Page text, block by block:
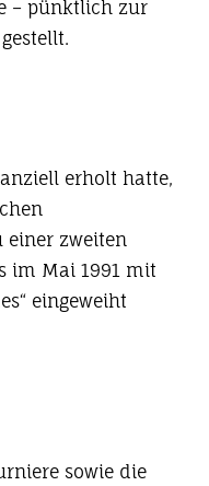
– pünktlich zur
erholt hatte,
einer zweiten
im Mai 1991 mit
eingeweiht
sowie die